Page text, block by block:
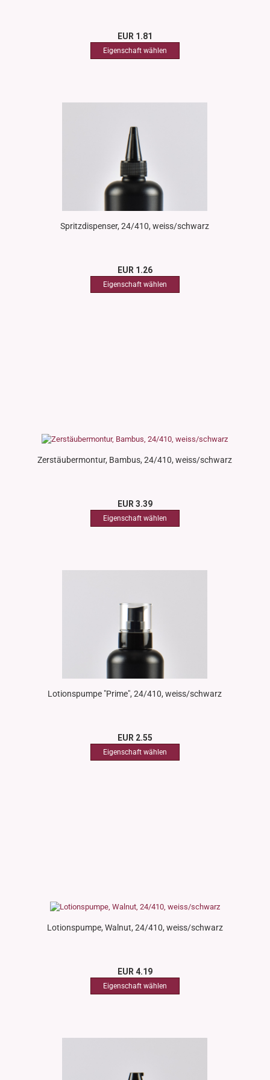
EUR 1.81
Spritzdispenser, 24/410, weiss/schwarz
EUR 1.26
Zerstäubermontur, Bambus, 24/410, weiss/schwarz
EUR 3.39
Lotionspumpe "Prime", 24/410, weiss/schwarz
EUR 2.55
Lotionspumpe, Walnut, 24/410, weiss/schwarz
EUR 4.19